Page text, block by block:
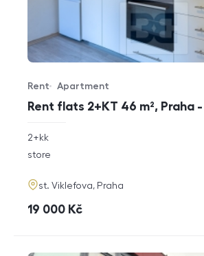
Rent flats 2+KT 46 m², Praha
Offer type
Rent
Property type
Apartment
rozměry
disposition
2+kk
funkce
store
adresa
st. Viklefova, Praha
cena
19 000 Kč